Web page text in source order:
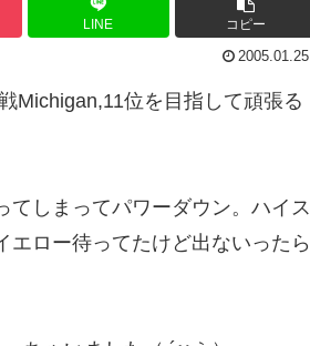
LINE コピー
2005.01.25
Michigan,11位を目指して頑張る
しまってパワーダウン。ハイス
エロー待ってたけど出ないったら